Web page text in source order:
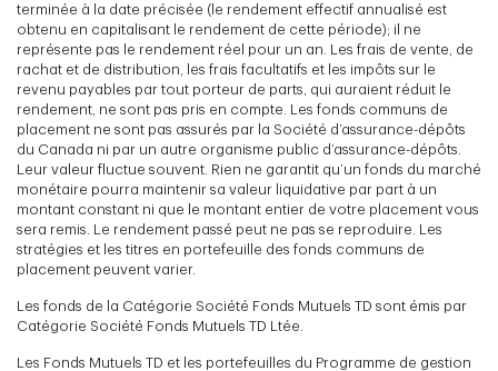
terminée à la date précisée (le rendement effectif annualisé est
obtenu en capitalisant le rendement de cette période); il ne
représente pas le rendement réel pour un an. Les frais de vente, de
rachat et de distribution, les frais facultatifs et les impôts sur le
revenu payables par tout porteur de parts, qui auraient réduit le
rendement, ne sont pas pris en compte. Les fonds communs de
placement ne sont pas assurés par la Société d’assurance-dépôts
du Canada ni par un autre organisme public d’assurance-dépôts.
Leur valeur fluctue souvent. Rien ne garantit qu’un fonds du marché
monétaire pourra maintenir sa valeur liquidative par part à un
montant constant ni que le montant entier de votre placement vous
sera remis. Le rendement passé peut ne pas se reproduire. Les
stratégies et les titres en portefeuille des fonds communs de
placement peuvent varier.
Les fonds de la Catégorie Société Fonds Mutuels TD sont émis par
Catégorie Société Fonds Mutuels TD Ltée.
Les Fonds Mutuels TD et les portefeuilles du Programme de gestion